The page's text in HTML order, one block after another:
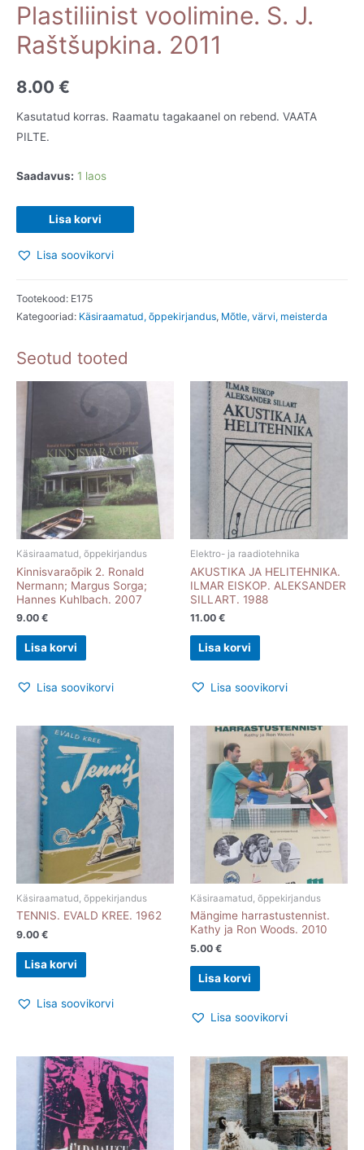
Plastiliinist voolimine. S. J.
Raštšupkina. 2011
8.00 €
Kasutatud korras. Raamatu tagakaanel on rebend. VAATA
PILTE.
Saadavus: 1 laos
Plastiliinist
voolimine.
S.
Raštšupkina.
2011
Lisa korvi
Lisa soovikorvi
Tootekood: E175
Kategooriad: Käsiraamatud, õppekirjandus, Mõtle, värvi, meisterda
Seotud tooted
Käsiraamatud, õppekirjandus
Kinnisvaraõpik 2. Ronald
Nermann; Margus Sorga;
Hannes Kuhlbach. 2007
9.00 €
Lisa korvi
Lisa soovikorvi
Elektro- ja raadiotehnika
AKUSTIKA JA HELITEHNIKA.
ILMAR EISKOP. ALEKSANDER
SILLART. 1988
11.00 €
Lisa korvi
Lisa soovikorvi
Käsiraamatud, õppekirjandus
TENNIS. EVALD KREE. 1962
9.00 €
Lisa korvi
Lisa soovikorvi
Käsiraamatud, õppekirjandus
Mängime harrastustennist.
Kathy ja Ron Woods. 2010
5.00 €
Lisa korvi
Lisa soovikorvi